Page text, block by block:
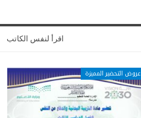
اقرأ لنفس الكاتب
عروض التحضير المميزة